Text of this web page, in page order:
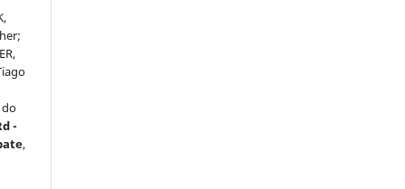
do
-
,